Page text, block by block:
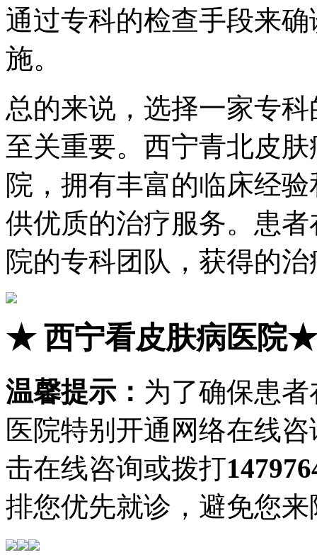
通过专科的检查手段来
施。
总的来说，选择一家专
至关重要。西宁青北皮
院，拥有丰富的临床经
供优质的治疗服务。患
院的专科团队，获得的
★西宁看皮肤病医院★
温馨提示： 为了确保患
医院特别开通网络在线
击在线咨询或拨打
排您优先就诊，避免您